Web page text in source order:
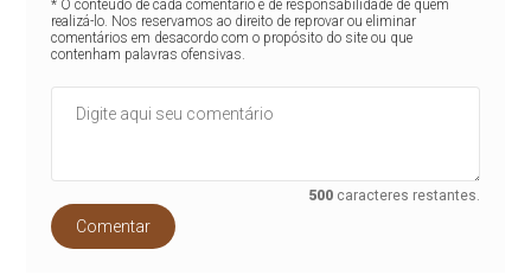
* O conteúdo de cada comentário é de responsabilidade de quem
realizá-lo. Nos reservamos ao direito de reprovar ou eliminar
comentários em desacordo com o propósito do site ou que
contenham palavras ofensivas.
500 caracteres restantes.
Comentar